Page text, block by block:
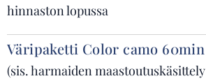
hinnaston lopussa
Väripaketti Color camo 60min
(sis. harmaiden maastoutuskäsittely